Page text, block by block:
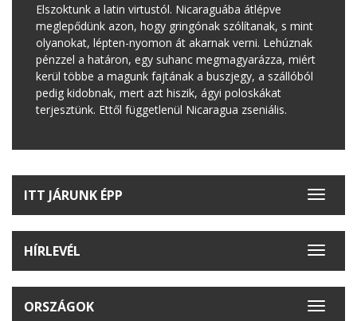
Elszoktunk a latin virtustól. Nicaraguába átlépve
meglepődünk azon, hogy gringónak szólítanak, s mint
olyanokat, lépten-nyomon át akarnak verni. Lehúznak
pénzzel a határon, egy suhanc megmagyarázza, miért
kerül többe a magunk fajtának a buszjegy, a szállóból
pedig kidobnak, mert azt hiszik, ágyi poloskákat
terjesztünk. Ettől függetlenül Nicaragua zseniális.
Toggle
ITT JÁRUNK ÉPP
Toggle
HÍRLEVÉL
Toggle
ORSZÁGOK